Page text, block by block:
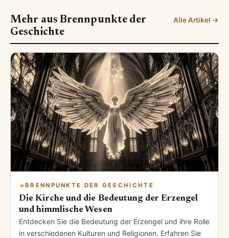
Mehr aus Brennpunkte der
Geschichte
Alle Artikel →
BRENNPUNKTE DER GESCHICHTE
Die Kirche und die Bedeutung der Erzengel
und himmlische Wesen
Entdecken Sie die Bedeutung der Erzengel und ihre Rolle
in verschiedenen Kulturen und Religionen. Erfahren Sie